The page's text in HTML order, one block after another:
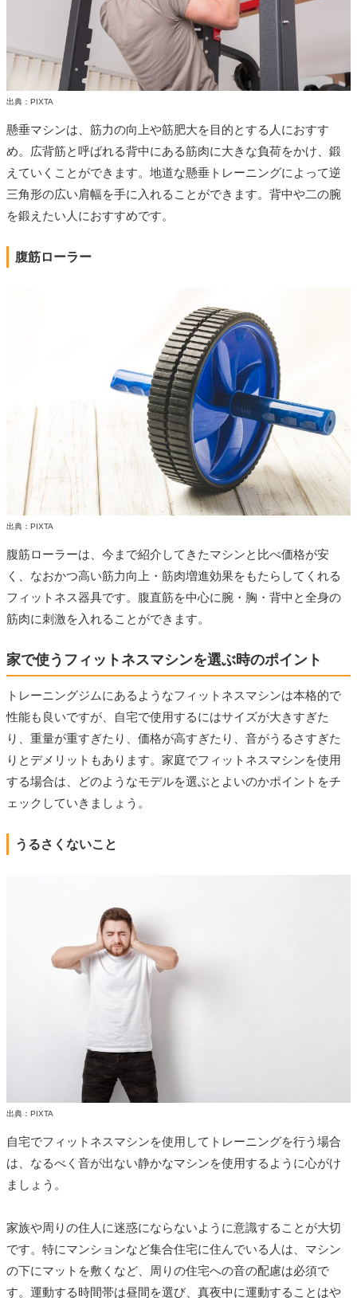
出典：PIXTA
懸垂マシンは、筋力の向上や筋肥大を目的とする人におすす
め。広背筋と呼ばれる背中にある筋肉に大きな負荷をかけ、鍛
えていくことができます。地道な懸垂トレーニングによって逆
三角形の広い肩幅を手に入れることができます。背中や二の腕
を鍛えたい人におすすめです。
腹筋ローラー
出典：PIXTA
腹筋ローラーは、今まで紹介してきたマシンと比べ価格が安
く、なおかつ高い筋力向上・筋肉増進効果をもたらしてくれる
フィットネス器具です。腹直筋を中心に腕・胸・背中と全身の
筋肉に刺激を入れることができます。
家で使うフィットネスマシンを選ぶ時のポイント
トレーニングジムにあるようなフィットネスマシンは本格的で
性能も良いですが、自宅で使用するにはサイズが大きすぎた
り、重量が重すぎたり、価格が高すぎたり、音がうるさすぎた
りとデメリットもあります。家庭でフィットネスマシンを使用
する場合は、どのようなモデルを選ぶとよいのかポイントをチ
ェックしていきましょう。
うるさくないこと
出典：PIXTA
自宅でフィットネスマシンを使用してトレーニングを行う場合
は、なるべく音が出ない静かなマシンを使用するように心がけ
ましょう。
家族や周りの住人に迷惑にならないように意識することが大切
です。特にマンションなど集合住宅に住んでいる人は、マシン
の下にマットを敷くなど、周りの住宅への音の配慮は必須で
す。運動する時間帯は昼間を選び、真夜中に運動することはや